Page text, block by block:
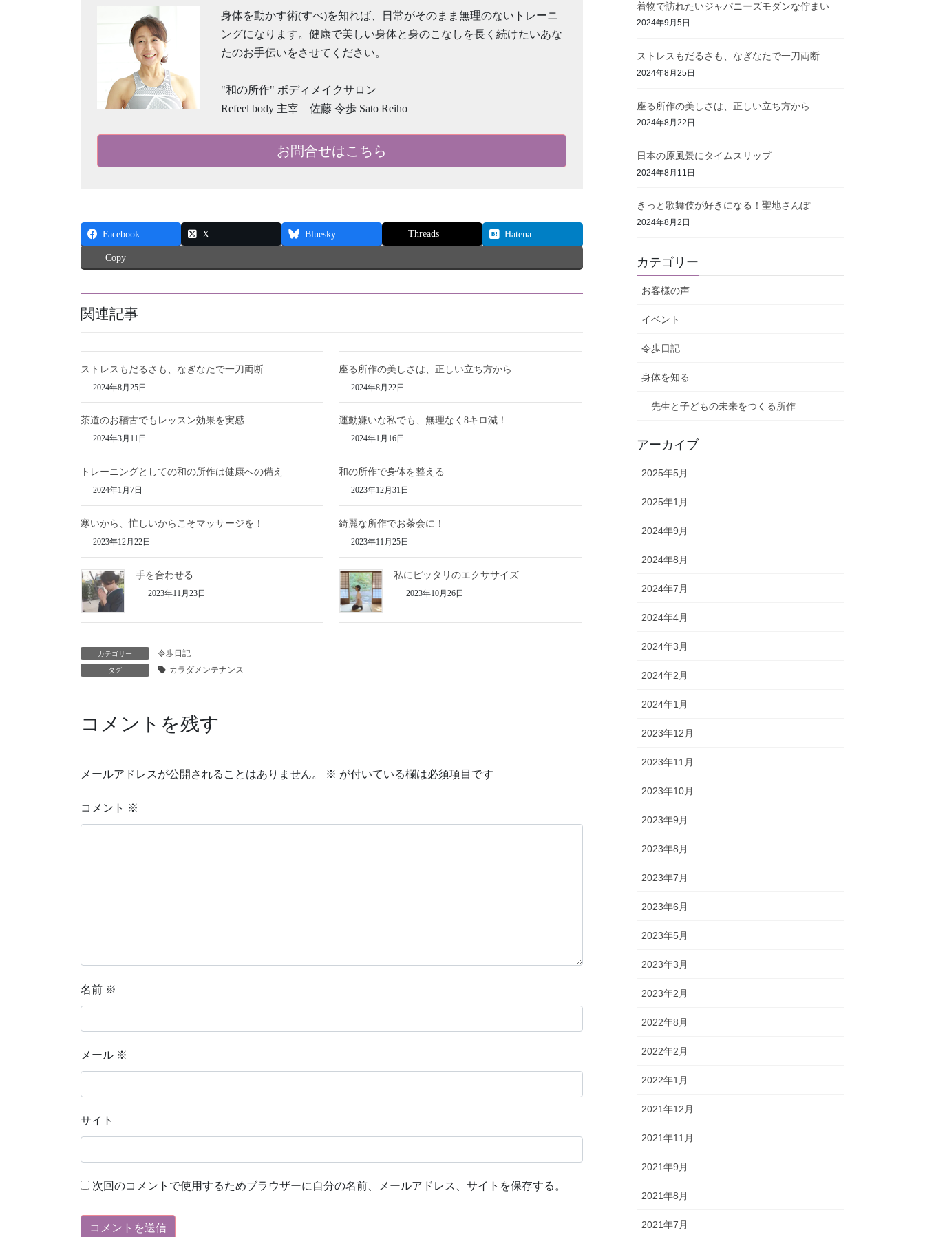
身体を動かす術(すべ)を知れば、日常がそのまま無理のないトレーニ
ングになります。健康で美しい身体と身のこなしを長く続けたいあな
たのお手伝いをさせてください。
"和の所作" ボディメイクサロン
Refeel body 主宰 佐藤 令歩 Sato Reiho
お問合せはこちら
Facebook X Bluesky Threads Hatena
Copy
関連記事
ストレスもだるさも、なぎなたで一刀両断
2024年8月25日
座る所作の美しさは、正しい立ち方から
2024年8月22日
茶道のお稽古でもレッスン効果を実感
2024年3月11日
運動嫌いな私でも、無理なく8キロ減！
2024年1月16日
トレーニングとしての和の所作は健康への備え
2024年1月7日
和の所作で身体を整える
2023年12月31日
寒いから、忙しいからこそマッサージを！
2023年12月22日
綺麗な所作でお茶会に！
2023年11月25日
手を合わせる
2023年11月23日
私にピッタリのエクササイズ
2023年10月26日
カテゴリー 令歩日記
タグ カラダメンテナンス
コメントを残す
メールアドレスが公開されることはありません。 ※ が付いている欄は必須項目です
コメント ※
名前 ※
メール ※
サイト
次回のコメントで使用するためブラウザーに自分の名前、メールアドレス、サイトを保存する。
着物で訪れたいジャパニーズモダンな佇まい
2024年9月5日
ストレスもだるさも、なぎなたで一刀両断
2024年8月25日
座る所作の美しさは、正しい立ち方から
2024年8月22日
日本の原風景にタイムスリップ
2024年8月11日
きっと歌舞伎が好きになる！聖地さんぽ
2024年8月2日
カテゴリー
お客様の声
イベント
令歩日記
身体を知る
先生と子どもの未来をつくる所作
アーカイブ
2025年5月
2025年1月
2024年9月
2024年8月
2024年7月
2024年4月
2024年3月
2024年2月
2024年1月
2023年12月
2023年11月
2023年10月
2023年9月
2023年8月
2023年7月
2023年6月
2023年5月
2023年3月
2023年2月
2022年8月
2022年2月
2022年1月
2021年12月
2021年11月
2021年9月
2021年8月
2021年7月